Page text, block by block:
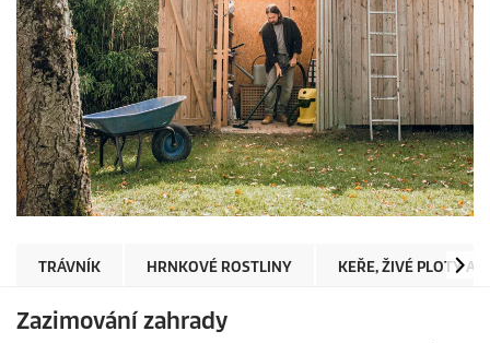
TRÁVNÍK HRNKOVÉ ROSTLINY KEŘE, ŽIVÉ PLOTY A
Zazimování zahrady